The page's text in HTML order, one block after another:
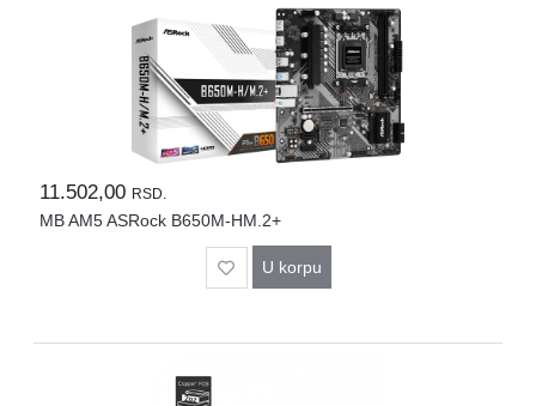
11.502,00 RSD.
MB AM5 ASRock B650M-HM.2+
U korpu